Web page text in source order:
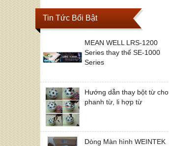
Tin Tức Bổi Bật
MEAN WELL LRS-1200
Series thay thế SE-1000
Series
Hướng dẫn thay bột từ cho
phanh từ, li hợp từ
Dòng Màn hình WEINTEK